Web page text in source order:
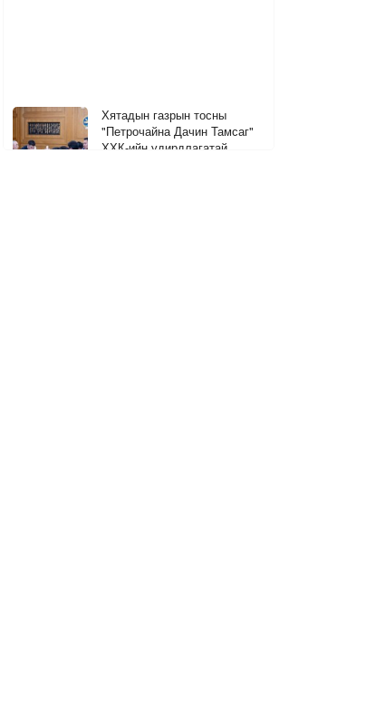
Хятадын газрын тосны
"Петрочайна Дачин Тамсаг"
ХХК-ийн удирдлагатай